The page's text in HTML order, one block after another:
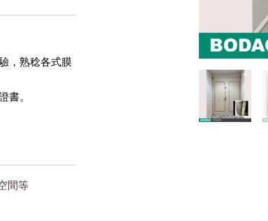
，熟稔各式膜
書。
間等